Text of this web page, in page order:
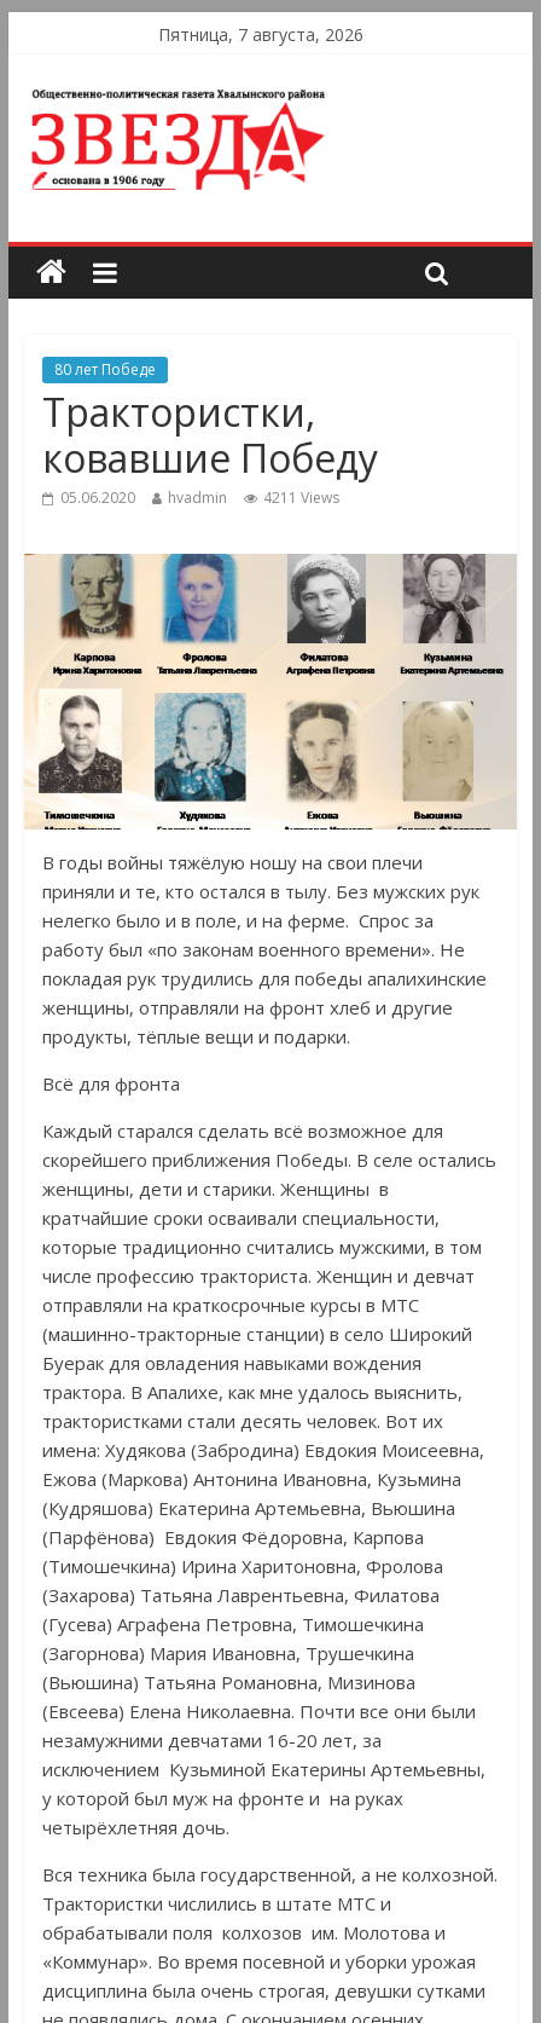
Пятница, 7 августа, 2026
80 лет Победе
Трактористки,
ковавшие Победу
05.06.2020 hvadmin 4211 Views
В годы войны тяжёлую ношу на свои плечи
приняли и те, кто остался в тылу. Без мужских рук
нелегко было и в поле, и на ферме. Спрос за
работу был «по законам военного времени». Не
покладая рук трудились для победы апалихинские
женщины, отправляли на фронт хлеб и другие
продукты, тёплые вещи и подарки.
Всё для фронта
Каждый старался сделать всё возможное для
скорейшего приближения Победы. В селе остались
женщины, дети и старики. Женщины в
кратчайшие сроки осваивали специальности,
которые традиционно считались мужскими, в том
числе профессию тракториста. Женщин и девчат
отправляли на краткосрочные курсы в МТС
(машинно-тракторные станции) в село Широкий
Буерак для овладения навыками вождения
трактора. В Апалихе, как мне удалось выяснить,
трактористками стали десять человек. Вот их
имена: Худякова (Забродина) Евдокия Моисеевна,
Ежова (Маркова) Антонина Ивановна, Кузьмина
(Кудряшова) Екатерина Артемьевна, Вьюшина
(Парфёнова) Евдокия Фёдоровна, Карпова
(Тимошечкина) Ирина Харитоновна, Фролова
(Захарова) Татьяна Лаврентьевна, Филатова
(Гусева) Аграфена Петровна, Тимошечкина
(Загорнова) Мария Ивановна, Трушечкина
(Вьюшина) Татьяна Романовна, Мизинова
(Евсеева) Елена Николаевна. Почти все они были
незамужними девчатами 16-20 лет, за
исключением Кузьминой Екатерины Артемьевны,
у которой был муж на фронте и на руках
четырёхлетняя дочь.
Вся техника была государственной, а не колхозной.
Трактористки числились в штате МТС и
обрабатывали поля колхозов им. Молотова и
«Коммунар». Во время посевной и уборки урожая
дисциплина была очень строгая, девушки сутками